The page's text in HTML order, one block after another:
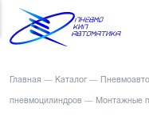
Главная — Каталог —
пневмоцилиндров — Монтажные